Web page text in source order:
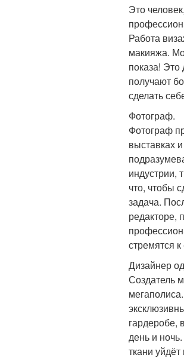
Это
Работа
макияжа.
показа!
получают
сделать
Фотограф.
Фотограф
выставках
индустрии,
что, чтобы
задача.
редакторе,
стремятся
Дизайнер
Создатель
гардеробе,
день и
ткани